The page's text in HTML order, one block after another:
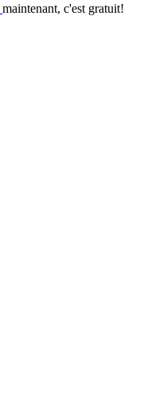
maintenant, c'est gratuit!